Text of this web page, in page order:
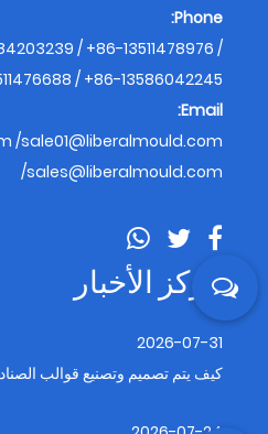
Phone:
/ +86-13511478976 /
/ +86-13586042245
Email:
/sale01@liberalmould.com
/sales@liberalmould.com
مركز الأخبار
2026-07-31
كيف يتم تصميم وتصنيع قوالب